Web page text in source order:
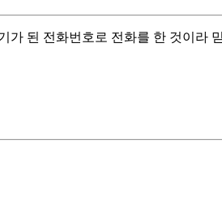
된 전화번호로 전화를 한 것이라